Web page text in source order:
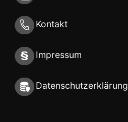
Kontakt
Impressum
Datenschutzerklärung